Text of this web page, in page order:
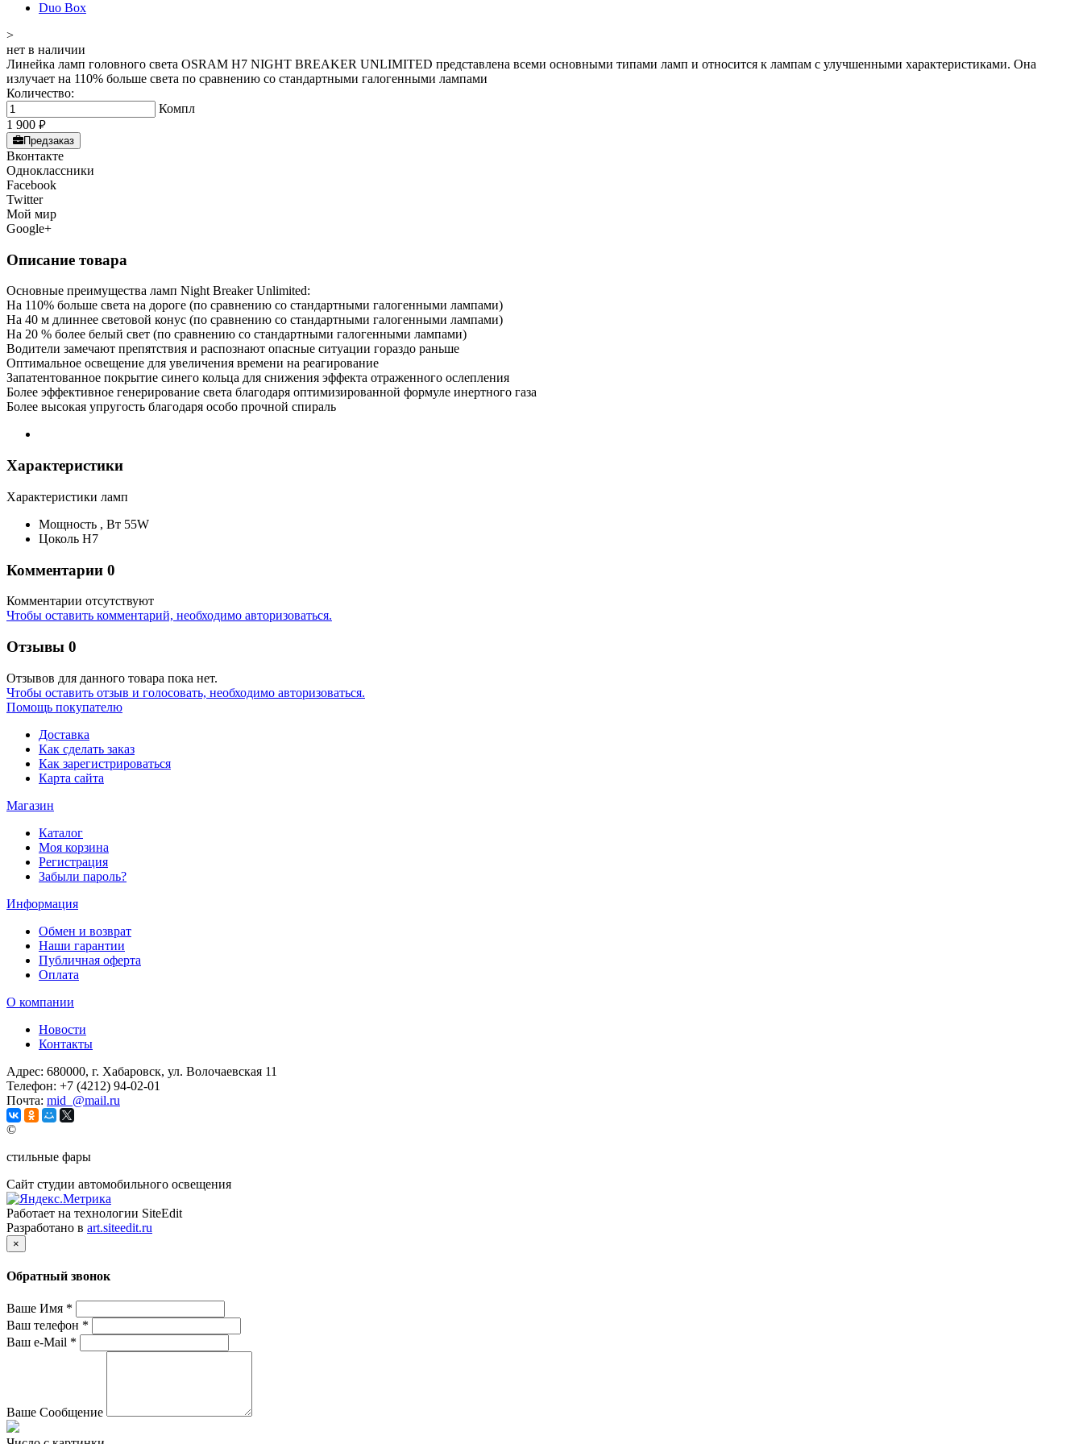
>
нет в наличии
Линейка ламп головного света OSRAM H7 NIGHT BREAKER UNLIMITED представлена всеми основными типами ламп и относится к лампам с улучшенными характеристиками. Она
излучает на 110% больше света по сравнению со стандартными галогенными лампами
Количество:
Компл
1 900 руб.
Предзаказ
Вконтакте
Одноклассники
Facebook
Twitter
Мой мир
Google+
Описание товара
Основные преимущества ламп Night Breaker Unlimited:
На 110% больше света на дороге (по сравнению со стандартными галогенными лампами)
На 40 м длиннее световой конус (по сравнению со стандартными галогенными лампами)
На 20 % более белый свет (по сравнению со стандартными галогенными лампами)
Водители замечают препятствия и распознают опасные ситуации гораздо раньше
Оптимальное освещение для увеличения времени на реагирование
Запатентованное покрытие синего кольца для снижения эффекта отраженного ослепления
Более эффективное генерирование света благодаря оптимизированной формуле инертного газа
Более высокая упругость благодаря особо прочной спираль
Характеристики
Характеристики ламп
Мощность , Вт 55W
Цоколь H7
Комментарии 0
Комментарии отсутствуют
Чтобы оставить комментарий, необходимо авторизоваться.
Отзывы 0
Отзывов для данного товара пока нет.
Чтобы оcтавить отзыв и голосовать, необходимо авторизоваться.
Помощь покупателю
Доставка
Как сделать заказ
Как зарегистрироваться
Карта сайта
Магазин
Каталог
Моя корзина
Регистрация
Забыли пароль?
Информация
Обмен и возврат
Наши гарантии
Публичная оферта
Оплата
О компании
Новости
Контакты
Адрес: 680000, г. Хабаровск, ул. Волочаевская 11
Телефон: +7 (4212) 94-02-01
Почта: mid_@mail.ru
©
стильные фары
Сайт студии автомобильного освещения
Работает на технологии SiteEdit
Разработано в art.siteedit.ru
×
Обратный звонок
Ваше Имя *
Ваш телефон *
Ваш e-Mail *
Ваше Сообщение